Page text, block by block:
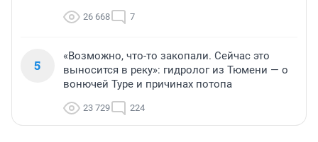
26 668 7
5
«Возможно, что-то закопали. Сейчас это
выносится в реку»: гидролог из Тюмени — о
вонючей Туре и причинах потопа
23 729 224